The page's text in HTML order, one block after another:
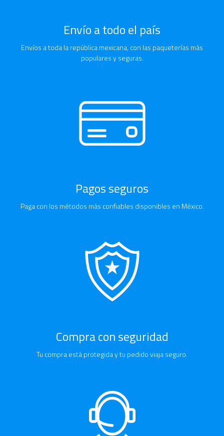
Envío a todo el país
Envíos a toda la república mexicana, con las paqueterías más
populares y seguras.
Pagos seguros
Paga con los métodos más confiables disponibles en México.
Compra con seguridad
Tu compra está protegida y tu pedido viaja seguro.